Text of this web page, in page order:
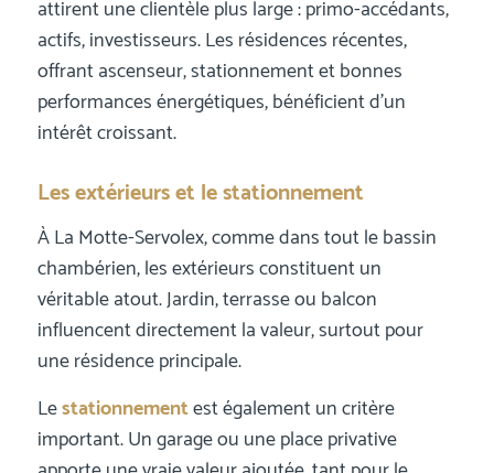
attirent une clientèle plus large : primo-accédants,
actifs, investisseurs. Les résidences récentes,
offrant ascenseur, stationnement et bonnes
performances énergétiques, bénéficient d’un
intérêt croissant.
Les extérieurs et le stationnement
À La Motte-Servolex, comme dans tout le bassin
chambérien, les extérieurs constituent un
véritable atout. Jardin, terrasse ou balcon
influencent directement la valeur, surtout pour
une résidence principale.
Lestationnementest également un critère
important. Un garage ou une place privative